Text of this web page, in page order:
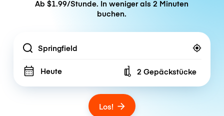
Ab $1.99/Stunde. In weniger als 2 Minuten
buchen.
Location
Heute Number of bags
2 Gepäckstücke
Los!